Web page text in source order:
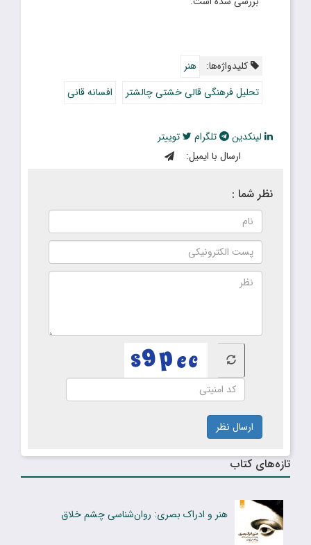
کلیدواژه‌ها:
هنر
تحلیل فرهنگی قالی خشتی چالشتر
افسانه قانی
لینکدین تلگرام
توییتر
ارسال با ایمیل:
نظر شما :
ارسال نظر
تازه‌های کتاب
هنر و ادراک بصری: روان‌شناسی چشم خلاق